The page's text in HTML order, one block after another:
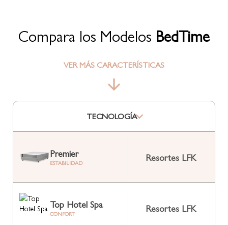
Compara los Modelos BedTime
VER MÁS CARACTERÍSTICAS
TECNOLOGÍA
Premier
ESTABILIDAD Resortes LFK
Top Hotel Spa
CONFORT Resortes LFK